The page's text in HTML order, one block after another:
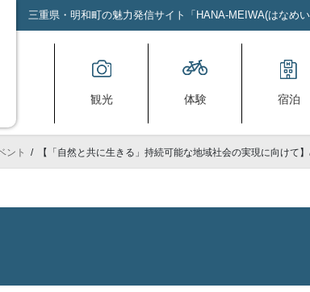
三重県・明和町の魅力発信サイト「HANA-MEIWA(はなめ
観光 体験 宿泊
ント 【「自然と共に生きる」持続可能な地域社会の実現に向けて